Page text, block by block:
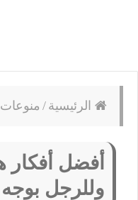
الرئيسية / منوعات
أفضل أفكار
وللرجل